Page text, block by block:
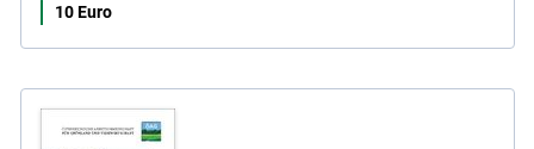
10 Euro